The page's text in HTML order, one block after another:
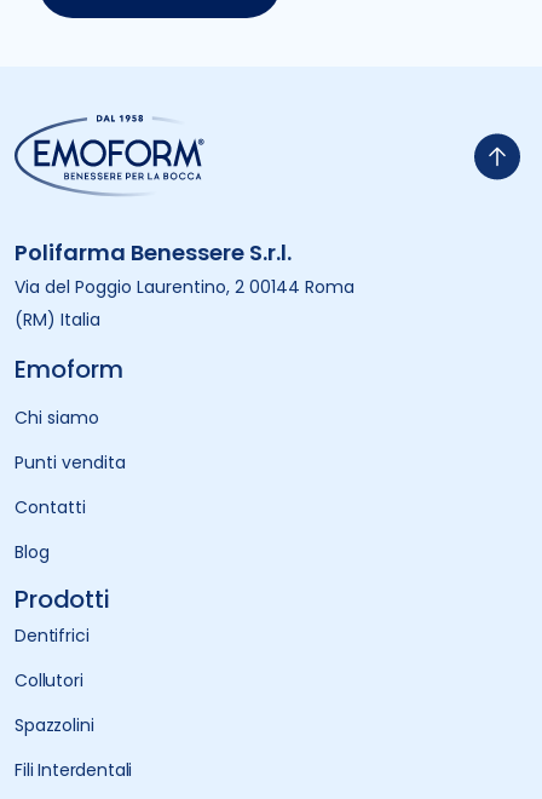
Polifarma Benessere S.r.l.
Via del Poggio Laurentino, 2 00144 Roma
(RM) Italia
Emoform
Chi siamo
Punti vendita
Contatti
Blog
Prodotti
Dentifrici
Collutori
Spazzolini
Fili Interdentali